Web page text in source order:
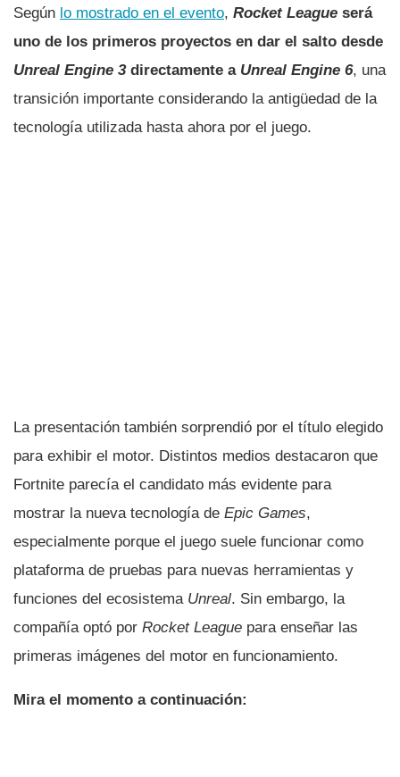
Según lo mostrado en el evento, Rocket League será
uno de los primeros proyectos en dar el salto desde
Unreal Engine 3 directamente a Unreal Engine 6, una
transición importante considerando la antigüedad de la
tecnología utilizada hasta ahora por el juego.
La presentación también sorprendió por el título elegido
para exhibir el motor. Distintos medios destacaron que
Fortnite parecía el candidato más evidente para
mostrar la nueva tecnología de Epic Games,
especialmente porque el juego suele funcionar como
plataforma de pruebas para nuevas herramientas y
funciones del ecosistema Unreal. Sin embargo, la
compañía optó por Rocket League para enseñar las
primeras imágenes del motor en funcionamiento.
Mira el momento a continuación: